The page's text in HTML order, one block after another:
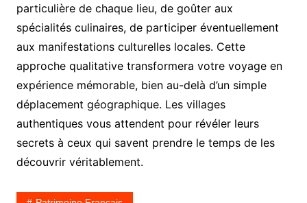
particulière de chaque lieu, de goûter aux
spécialités culinaires, de participer éventuellement
aux manifestations culturelles locales. Cette
approche qualitative transformera votre voyage en
expérience mémorable, bien au-delà d’un simple
déplacement géographique. Les villages
authentiques vous attendent pour révéler leurs
secrets à ceux qui savent prendre le temps de les
découvrir véritablement.